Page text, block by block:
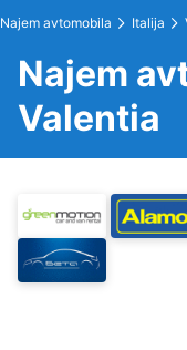
Najem avtomobila Italija
Najem
Valentia